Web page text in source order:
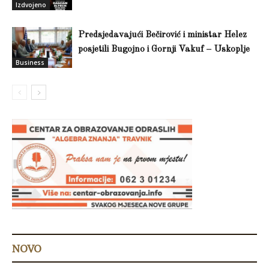
Izdvojeno
Business
Predsjedavajući Bečirović i ministar Helez
posjetili Bugojno i Gornji Vakuf – Uskoplje
NOVO